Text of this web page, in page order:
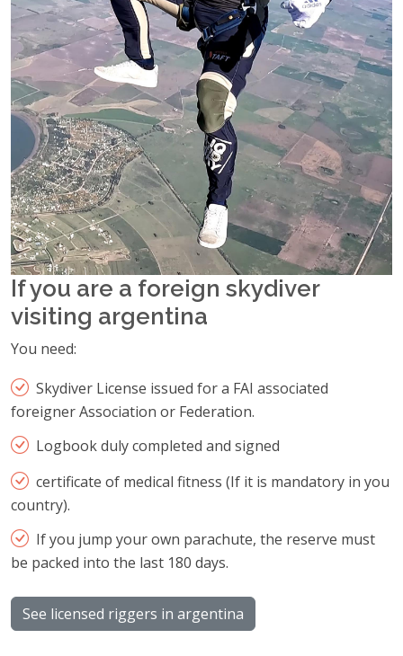
If you are a foreign skydiver
visiting argentina
You need:
Skydiver License issued for a FAI associated
foreigner Association or Federation.
Logbook duly completed and signed
certificate of medical fitness (If it is mandatory in you
country).
If you jump your own parachute, the reserve must
be packed into the last 180 days.
See licensed riggers in argentina